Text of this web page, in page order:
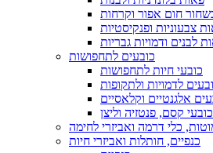
חום אפור וקרחות
צבעוניות ופנקיסטיות
לבנים ודמויות גבריות
כובעים לתחפושות
כובעי חיות לתחפושות
לדמויות ולתקופות
אלגנטיים וקלאסיים
כובעי קסם, פנטזיה וליצן
כלי דרמה ואביזרי לחימה
כנפיים, חותלות ואביזרי חיות